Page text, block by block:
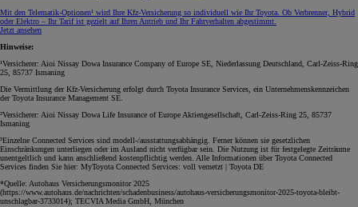
Mit den Telematik-Optionen¹ wird Ihre Kfz‑Versicherung so individuell wie Ihr Toyota. Ob Verbrenner, Hybrid
oder Elektro – Ihr Tarif ist gezielt auf Ihren Antrieb und Ihr Fahrverhalten abgestimmt.
Jetzt ansehen
Hinweise:
¹Versicherer: Aioi Nissay Dowa Insurance Company of Europe SE, Niederlassung Deutschland, Carl-Zeiss-Ring
25, 85737 Ismaning
Die Vermittlung der Kfz-Versicherung erfolgt durch Toyota Insurance Services, ein Unternehmenskennzeichen
der Toyota Insurance Management SE.
²Versicherer: Aioi Nissay Dowa Life Insurance of Europe Aktiengesellschaft, Carl-Zeiss-Ring 25, 85737
Ismaning
³Einzelne Connected Services sind modell-/ausstattungsabhängig. Ferner können sie gesetzlichen
Einschränkungen unterliegen oder im Ausland nicht verfügbar sein. Die Nutzung ist für festgelegte Zeiträume
unentgeltlich und kann anschließend kostenpflichtig werden. Alle Informationen über Toyota Connected
Services finden Sie hier: MyToyota Connected Services: voll vernetzt | Toyota DE
*Quelle: Autohaus Versicherungsmonitor 2025
(https://www.autohaus.de/nachrichten/schadenbusiness/autohaus-versicherungsmonitor-2025-toyota-bleibt-
unschlagbar-3733014); TECVIA Media GmbH, München